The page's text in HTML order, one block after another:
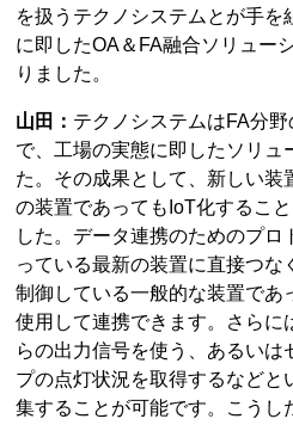
を扱うテクノシステムとが手
に即したOA＆FA融合ソリュー
りました。
山田： テクノシステムはFA分
で、工場の実態に即したソリュ
た。その成果として、新しい装
の装置であってもIoT化するこ
した。データ連携のためのプロ
っている最新の装置に直接つ
制御している一般的な装置であ
使用して連携できます。さらに
らの出力信号を使う、あるいは
プの点灯状況を取得するなどと
集することが可能です。こうし